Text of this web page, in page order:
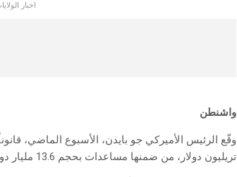
اخبار
واشنطن
تريليون دولار، من ضمنها مساعدات بحجم 13.6 مليار دولار لدعم أوكرانيا بمواجهة الغزو الروسي.